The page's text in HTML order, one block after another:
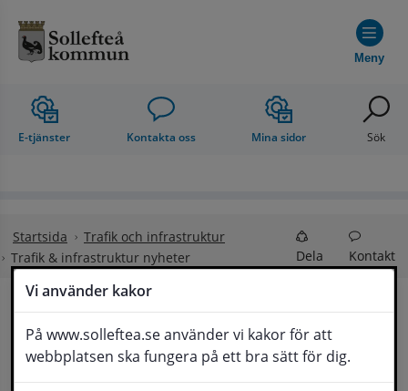
Vi använder kakor
På www.solleftea.se använder vi kakor för att
webbplatsen ska fungera på ett bra sätt för dig.
Meny
E-tjänster Kontakta oss Mina sidor Sök
Startsida
Trafik och infrastruktur
Trafik & infrastruktur nyheter
Dela Kontakt
Trafik & infrastruktur
nyheter